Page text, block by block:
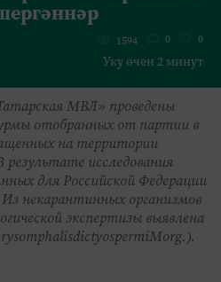
1594 0 0
Уку өчен 2 минут
МВЛ» проведены
отобранных от партии в
на территории
исследования
для Российской Федерации
некарантинных организмов
экспертизы выявлена